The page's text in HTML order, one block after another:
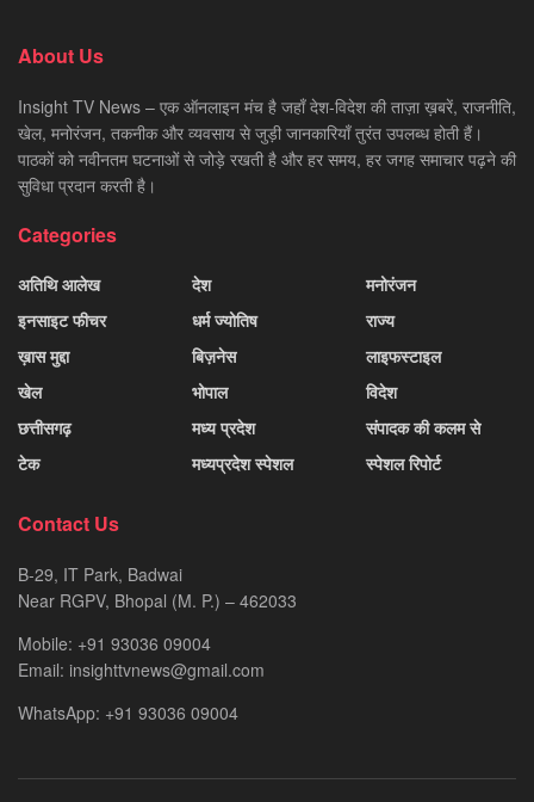
About Us
Insight TV News – एक ऑनलाइन मंच है जहाँ देश-विदेश की ताज़ा ख़बरें, राजनीति,
खेल, मनोरंजन, तकनीक और व्यवसाय से जुड़ी जानकारियाँ तुरंत उपलब्ध होती हैं।
पाठकों को नवीनतम घटनाओं से जोड़े रखती है और हर समय, हर जगह समाचार पढ़ने की
सुविधा प्रदान करती है।
Categories
अतिथि आलेख
इनसाइट फीचर
ख़ास मुद्दा
खेल
छत्तीसगढ़
टेक
देश
धर्म ज्योतिष
बिज़नेस
भोपाल
मध्य प्रदेश
मध्यप्रदेश स्पेशल
मनोरंजन
राज्य
लाइफस्टाइल
विदेश
संपादक की कलम से
स्पेशल रिपोर्ट
Contact Us
B-29, IT Park, Badwai
Near RGPV, Bhopal (M. P.) – 462033
Mobile: +91 93036 09004
Email: insighttvnews@gmail.com
WhatsApp: +91 93036 09004